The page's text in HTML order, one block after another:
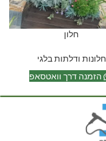
חלון
חלונות ודלתות בלגי
הזמנה דרך וואטסאפ